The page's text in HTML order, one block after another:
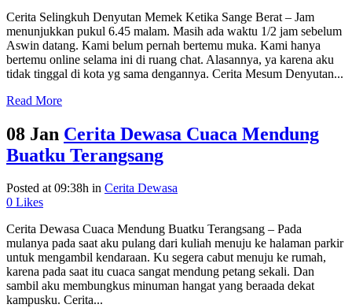
Cerita Selingkuh Denyutan Memek Ketika Sange Berat – Jam
menunjukkan pukul 6.45 malam. Masih ada waktu 1/2 jam sebelum
Aswin datang. Kami belum pernah bertemu muka. Kami hanya
bertemu online selama ini di ruang chat. Alasannya, ya karena aku
tidak tinggal di kota yg sama dengannya. Cerita Mesum Denyutan...
Read More
08 Jan Cerita Dewasa Cuaca Mendung
Buatku Terangsang
Posted at 09:38h in Cerita Dewasa
0 Likes
Cerita Dewasa Cuaca Mendung Buatku Terangsang – Pada
mulanya pada saat aku pulang dari kuliah menuju ke halaman parkir
untuk mengambil kendaraan. Ku segera cabut menuju ke rumah,
karena pada saat itu cuaca sangat mendung petang sekali. Dan
sambil aku membungkus minuman hangat yang beraada dekat
kampusku. Cerita...